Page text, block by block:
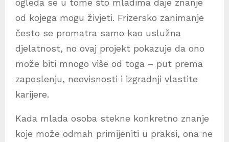
ogleda se u tome što mladima daje znanje
od kojega mogu živjeti. Frizersko zanimanje
često se promatra samo kao uslužna
djelatnost, no ovaj projekt pokazuje da ono
može biti mnogo više od toga – put prema
zaposlenju, neovisnosti i izgradnji vlastite
karijere.
Kada mlada osoba stekne konkretno znanje
koje može odmah primijeniti u praksi, ona ne